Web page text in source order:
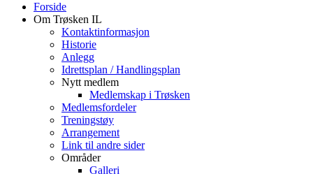
Forside
Om Trøsken IL
Kontaktinformasjon
Historie
Anlegg
Idrettsplan / Handlingsplan
Nytt medlem
Medlemskap i Trøsken
Medlemsfordeler
Treningstøy
Arrangement
Link til andre sider
Områder
Galleri